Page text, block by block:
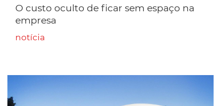
O custo oculto de ficar sem espaço na
empresa
notícia